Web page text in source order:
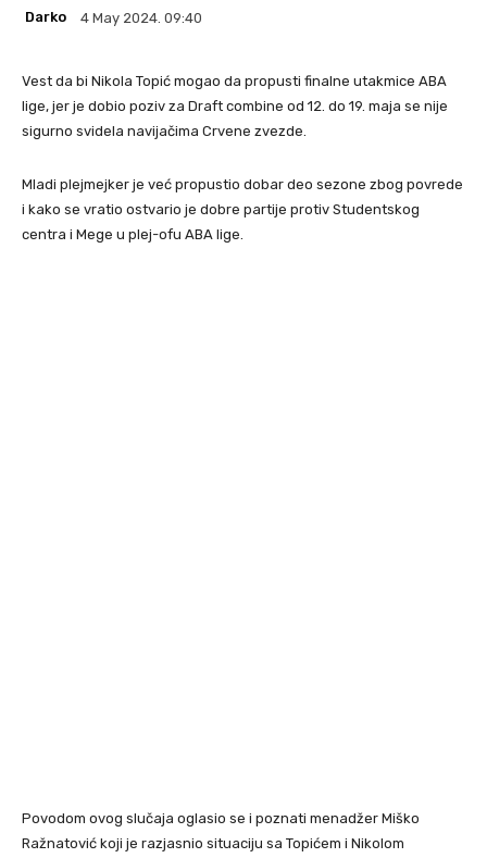
Darko 4 May 2024. 09:40
Vest da bi Nikola Topić mogao da propusti finalne utakmice ABA
lige, jer je dobio poziv za Draft combine od 12. do 19. maja se nije
sigurno svidela navijačima Crvene zvezde.
Mladi plejmejker je već propustio dobar deo sezone zbog povrede
i kako se vratio ostvario je dobre partije protiv Studentskog
centra i Mege u plej-ofu ABA lige.
Povodom ovog slučaja oglasio se i poznati menadžer Miško
Ražnatović koji je razjasnio situaciju sa Topićem i Nikolom